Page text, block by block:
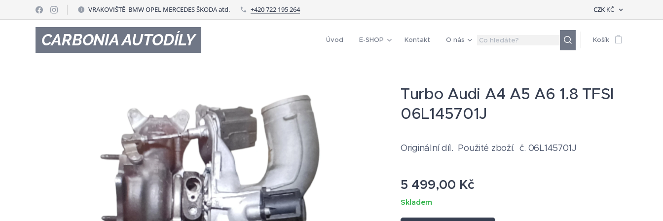
VRAKOVIŠTĚ BMW OPEL MERCEDES ŠKODA atd. +420 722 195 264 CZK KČ
CARBONIA AUTODÍLY Úvod E-SHOP Kontakt O nás Košík
Turbo Audi A4 A5 A6 1.8 TFSI
06L145701J
Originální díl. Použité zboží. č. 06L145701J
5 499,00 Kč
Skladem